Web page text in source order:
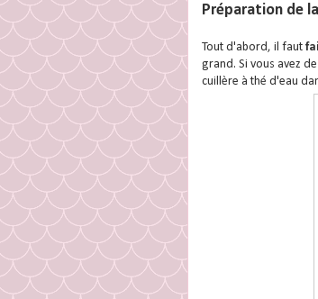
Préparation de
Tout d'abord, il faut
grand. Si vous avez
cuillère à thé d'eau